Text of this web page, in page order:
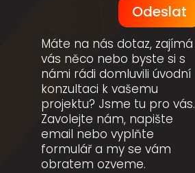
Odeslat
Máte na nás dotaz, zajímá
vás něco nebo byste si s
námi rádi domluvili úvodní
konzultaci k vašemu
projektu? Jsme tu pro vás.
Zavolejte nám, napište
email nebo vyplňte
formulář a my se vám
obratem ozveme.